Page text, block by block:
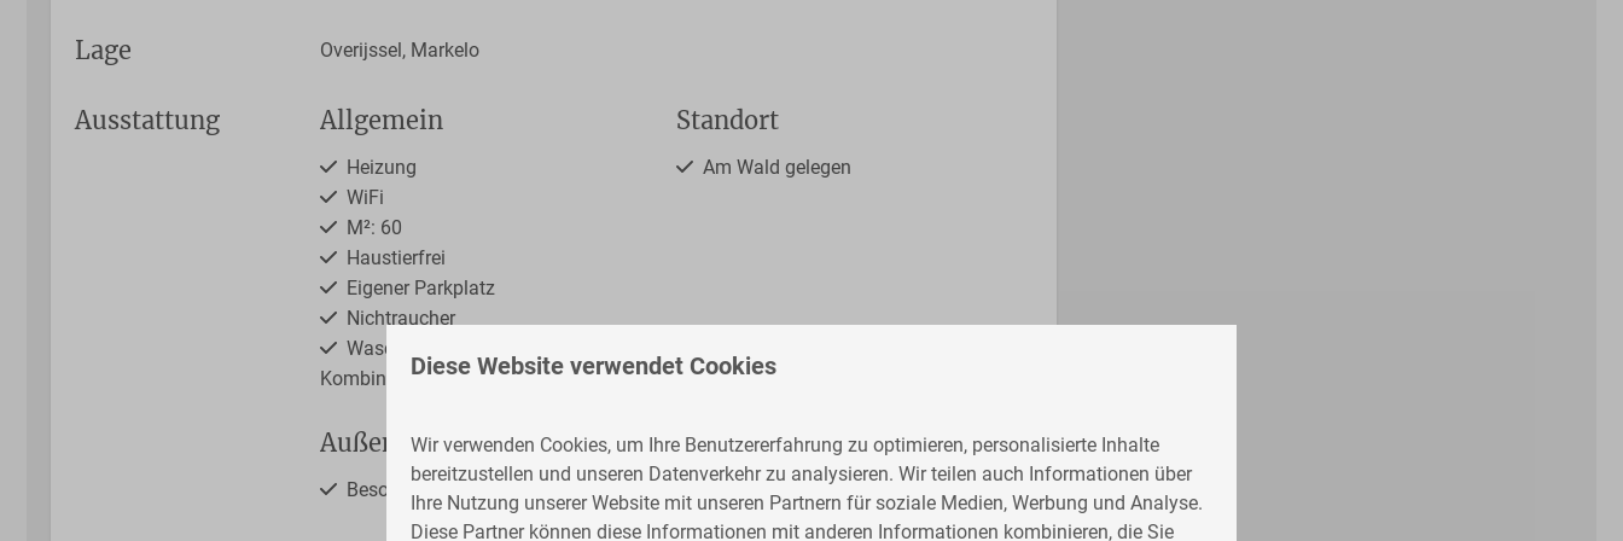
Lage Overijssel, Markelo
Ausstattung Allgemein
Heizung
WiFi
M²: 60
Haustierfrei
Eigener Parkplatz
Nichtraucher
Waschmaschine-Trockner-
Kombination
Standort
Am Wald gelegen
Außenbereich
Besonnte Terrasse
Küche
Filterkaffeemaschine
Geschirrspülmaschine
Zeig mehr ↓
Diese Website verwendet Cookies
Wir verwenden Cookies, um Ihre Benutzererfahrung zu optimieren, personalisierte Inhalte
bereitzustellen und unseren Datenverkehr zu analysieren. Wir teilen auch Informationen über
Ihre Nutzung unserer Website mit unseren Partnern für soziale Medien, Werbung und Analyse.
Diese Partner können diese Informationen mit anderen Informationen kombinieren, die Sie